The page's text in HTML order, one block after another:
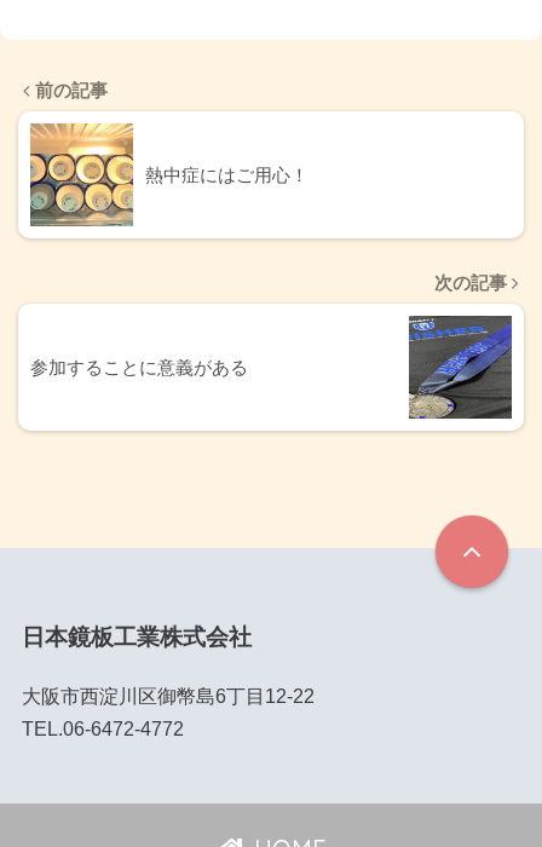
前の記事
熱中症にはご用心！
次の記事
参加することに意義がある
日本鏡板工業株式会社
大阪市西淀川区御幣島6丁目12-22
TEL.06-6472-4772